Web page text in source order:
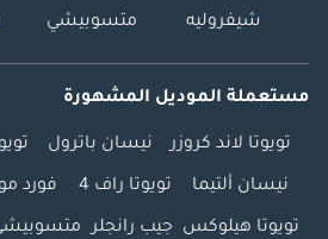
شيفروليه متسوبيشي
مستعملة الموديل المشهورة
تويوتا لاند كروزر نيسان باترول
نيسان ألتيما تويوتا راف 4 فورد
تويوتا هيلوكس جيب رانجلر